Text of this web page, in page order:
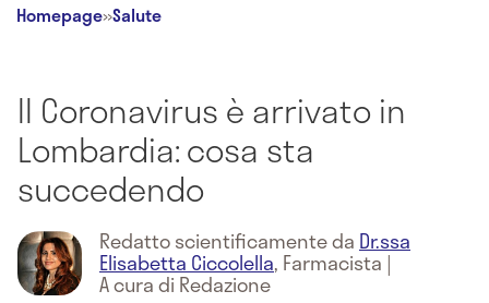
Homepage»Salute
Il Coronavirus è arrivato in
Lombardia: cosa sta
succedendo
Redatto scientificamente da Dr.ssa
Elisabetta Ciccolella, Farmacista |
A cura di Redazione